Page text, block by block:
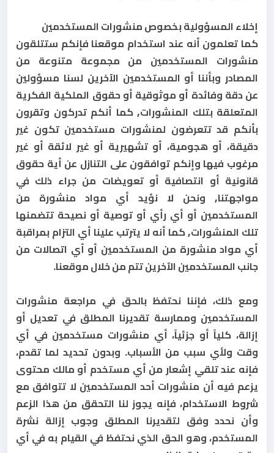
إخلاء المسؤولية بخصوص منشورات المستخدمين
كما تعلمون أنه عند استخدام موقعنا فإنكم ستتلقون
منشورات المستخدمين من مجموعة متنوعة من
المصادر وبأننا أو المستخدمين الآخرين لسنا مسؤولين
عن دقة وفائدة أو موثوقية أو حقوق الملكية الفكرية
المتعلقة بتلك المنشورات, كما أنكم تدركون وتقرون
بأنكم قد تتعرضون لمنشورات مستخدمين تكون غير
دقيقة، أو هجومية، أو تشهيرية أو غير لائقة أو غير
مرغوب فيها وإنكم توافقون على التنازل عن أية حقوق
قانونية أو انتصافية أو تعويضات من جراء ذلك في
مواجهتنا, ونحن لا نؤيد أي مواد منشورة من
المستخدمين أو أي رأي أو توصية أو نصيحة تتضمنها
تلك المنشورات, كما أنه لا يترتب علينا أي التزام بمراقبة
أي مواد منشورة من المستخدمين أو أي اتصالات من
جانب المستخدمين الآخرين تتم من خلال موقعنا.
ومع ذلك، فإننا نحتفظ بالحق في مراجعة منشورات
المستخدمين وممارسة تقديرنا المطلق في تعديل أو
إزالة، كلياً أو جزئياً، أي منشورات مستخدمين في أي
وقت ولأي سبب من الأسباب. وبدون تحديد لما تقدم،
فإنه عند تلقي إشعار من أي مستخدم أو مالك محتوى
يزعم فيه أن منشورات أحد المستخدمين لا تتوافق مع
شروط الاستخدام، فإنه يجوز لنا التحقق من هذا الزعم
وأن نحدد وفق لتقديرنا المطلق وجوب إزالة نشرة
المستخدم، وهو الحق الذي نحتفظ في القيام به في أي